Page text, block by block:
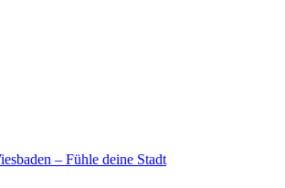
– Fühle deine Stadt